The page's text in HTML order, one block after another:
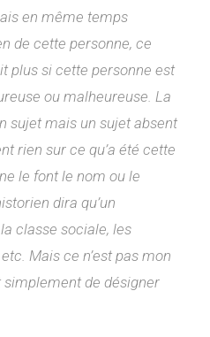
en même temps
de cette personne, ce
plus si cette personne est
ou malheureuse. La
sujet mais un sujet absent
rien sur ce qu’a été cette
le font le nom ou le
dira qu’un
classe sociale, les
Mais ce n’est pas mon
simplement de désigner